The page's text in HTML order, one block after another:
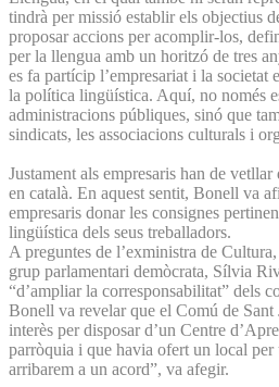
tindrà per missió establir els objectius
proposar accions per acomplir-los,
per la llengua amb un horitzó de tres
es fa partícip l’empresariat i la societat
la política lingüística. Aquí, no només
administracions públiques, sinó que
sindicats, les associacions culturals i
Justament als empresaris han de
en català. En aquest sentit, Bonell va
empresaris donar les consignes
lingüística dels seus treballadors.
A preguntes de l’exministra de
grup parlamentari demòcrata, Sílvia
“d’ampliar la corresponsabilitat” dels
Bonell va revelar que el Comú de
interès per disposar d’un Centre
parròquia i que havia ofert un local
arribarem a un acord”, va afegir.